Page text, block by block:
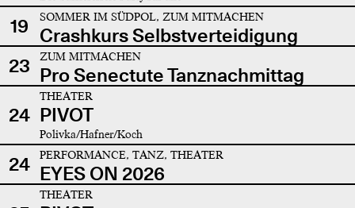
19 SOMMER IM SÜDPOL, ZUM MITMACHEN
Crashkurs Selbstverteidigung
23
ZUM MITMACHEN
Pro Senectute Tanznachmittag
24
THEATER
PIVOT
Polivka/Hafner/Koch
24 PERFORMANCE, TANZ, THEATER
EYES ON 2026
THEATER